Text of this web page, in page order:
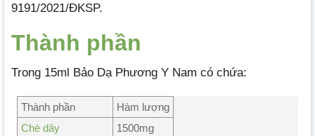
9191/2021/ĐKSP.
Thành phần
Trong 15ml Bảo Dạ Phương Y Nam có chứa:
Thành phần
Hàm lượng
Chè dây
1500mg